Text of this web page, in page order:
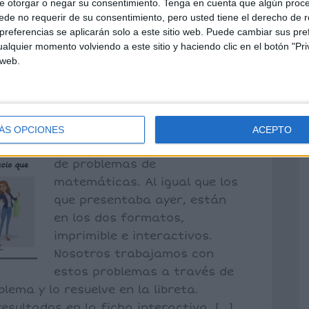
otorgar o negar su consentimiento. Tenga en cuenta que algún
no requerir de su consentimiento, pero usted tiene el derecho de
se aplicarán solo a este sitio web. Puede cambiar sus
momento volviendo a este sitio y haciendo clic en el botón
OPCIONES ACEPTO
IMPRIMIBLES.
4 comentarios
Os comparto un nuevo bloque
de problemas de
matemáticas. Al igual que los
que presentaba ayer, están
en los dos formatos,
imprimible e interactivos.
Nosotros trabajamos con
estos problemas a través de
y lo resuelve en la libreta.